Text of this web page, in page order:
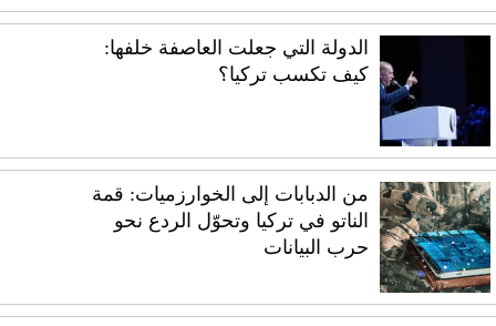
الدولة التي جعلت العاصفة خلفها:
كيف تكسب تركيا؟
من الدبابات إلى الخوارزميات: قمة
الناتو في تركيا وتحوّل الردع نحو
حرب البيانات